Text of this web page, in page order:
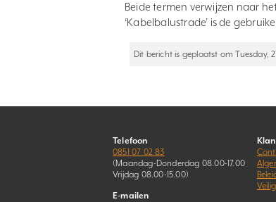
Beide termen verwijzen naar
‘Kabelbalustrade’ is de
Dit bericht is geplaatst om Tuesday,
Telefoon
0851 07 02 83
(Maandag-Donderdag 08.00-17.00
Vrijdag 08.00-15.00)
E-mailen